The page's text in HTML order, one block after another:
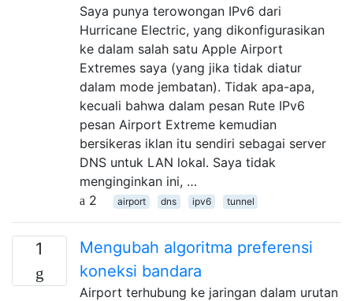
Saya punya terowongan IPv6 dari
Hurricane Electric, yang dikonfigurasikan
ke dalam salah satu Apple Airport
Extremes saya (yang jika tidak diatur
dalam mode jembatan). Tidak apa-apa,
kecuali bahwa dalam pesan Rute IPv6
pesan Airport Extreme kemudian
bersikeras iklan itu sendiri sebagai server
DNS untuk LAN lokal. Saya tidak
menginginkan ini, …
2
airport dns ipv6 tunnel
1
Mengubah algoritma preferensi
koneksi bandara
Airport terhubung ke jaringan dalam urutan